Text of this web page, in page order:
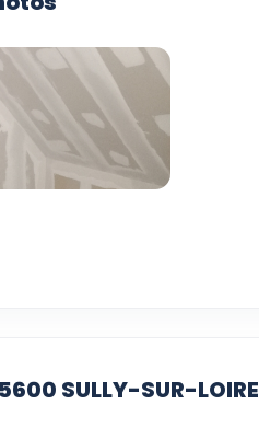
SULLY-SUR-LOIRE